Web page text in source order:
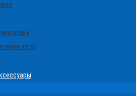
смарт-часов